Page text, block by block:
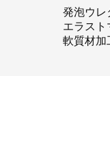
発泡ウレ
エラスト
軟質材加